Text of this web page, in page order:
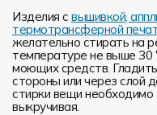
Изделия с вышивкой,
термотрансферной
желательно стирать на
температуре не выше 30
моющих средств.
стороны или через слой
стирки вещи необходимо
выкручивая.